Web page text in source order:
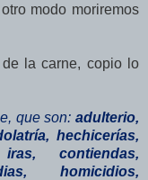
modo moriremos
la carne, copio lo
que son: adulterio,
hechicerías,
contiendas,
homicidios,